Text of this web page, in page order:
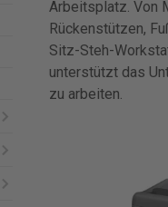
Arbeitsplatz. Von
Rückenstützen,
Sitz-Steh-
unterstützt das
zu arbeiten.